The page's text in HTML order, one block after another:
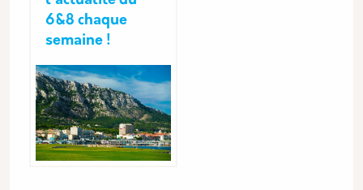
6&8 chaque
semaine !